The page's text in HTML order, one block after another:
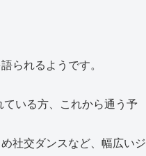
られるようです。
いる方、これから通う予
社交ダンスなど、幅広いジ